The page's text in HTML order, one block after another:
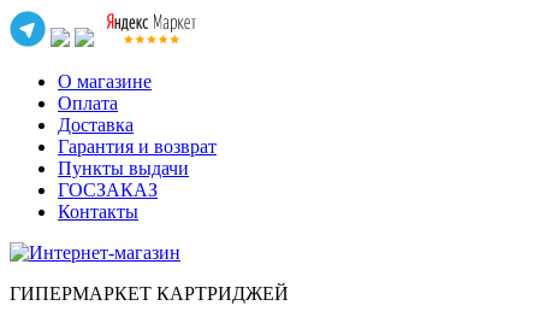
О магазине
Оплата
Доставка
Гарантия и возврат
Пункты выдачи
ГОСЗАКАЗ
Контакты
ГИПЕРМАРКЕТ КАРТРИДЖЕЙ